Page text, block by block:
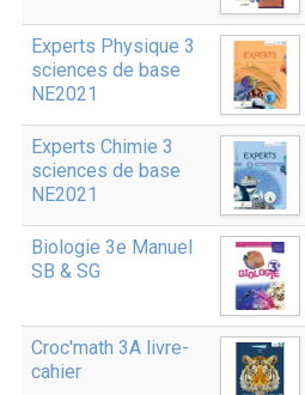
Experts Physique 3
sciences de base
NE2021
Experts Chimie 3
sciences de base
NE2021
Biologie 3e Manuel
SB & SG
Croc'math 3A livre-
cahier